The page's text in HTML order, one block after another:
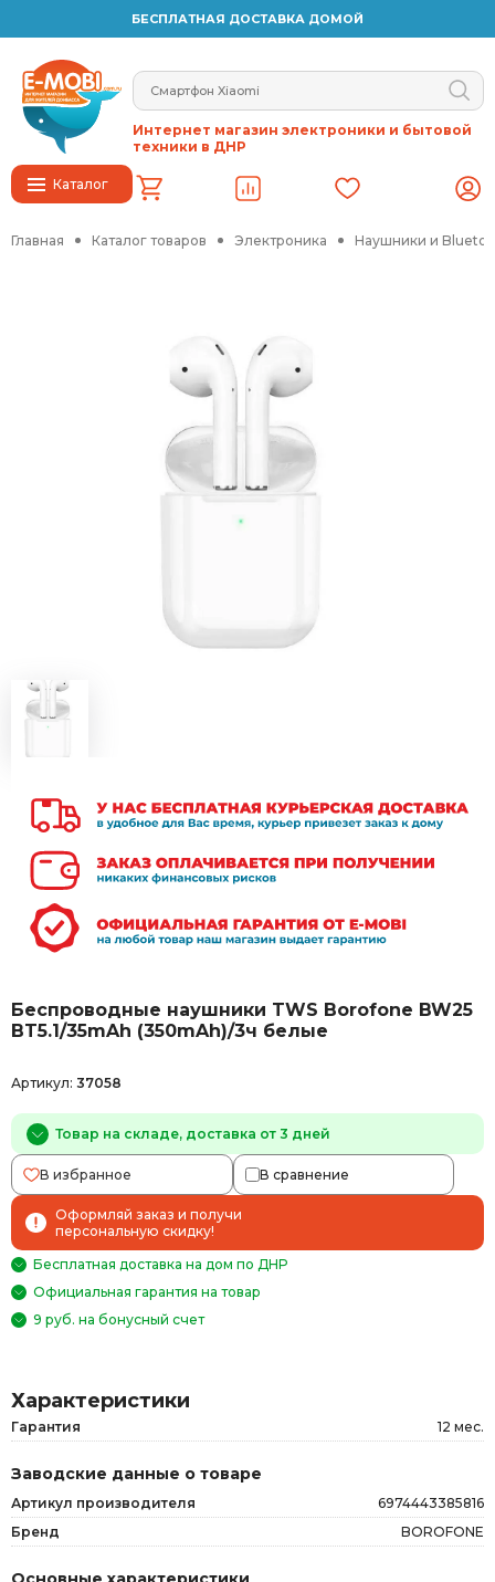
БЕСПЛАТНАЯ ДОСТАВКА ДОМОЙ
Каталог
Интернет магазин электроники и бытовой
техники в ДНР
Главная Каталог товаров Электроника Наушники и
Беспроводные наушники TWS Borofone BW25
BT5.1/35mAh (350mAh)/3ч белые
Артикул: 37058
Товар на складе, доставка от 3 дней
В избранное В сравнение
Оформляй заказ и получи
персональную скидку!
Бесплатная доставка на дом по ДНР
Официальная гарантия на товар
9 руб. на бонусный счет
Характеристики
Гарантия 12 мес.
Заводские данные о товаре
Артикул производителя
6974443385816
Бренд
BOROFONE